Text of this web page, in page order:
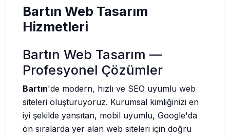
Bartın Web Tasarım
Hizmetleri
Bartın Web Tasarım —
Profesyonel Çözümler
Bartın'de modern, hızlı ve SEO uyumlu web
siteleri oluşturuyoruz. Kurumsal kimliğinizi en
iyi şekilde yansıtan, mobil uyumlu, Google'da
ön sıralarda yer alan web siteleri için doğru